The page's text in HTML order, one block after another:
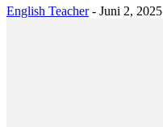
English Teacher - Juni 2, 2025